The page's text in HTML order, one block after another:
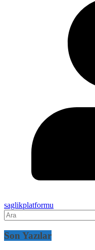
saglikplatformu
Son Yazılar